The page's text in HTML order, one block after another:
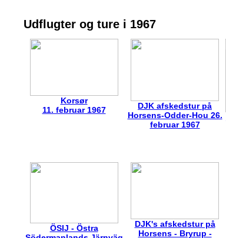
Udflugter og ture i 1967
Korsør
11. februar 1967
DJK afskedstur på
Horsens-Odder-Hou 26.
februar 1967
ÖSIJ - Östra
DJK's afskedstur på
Horsens - Bryrup -